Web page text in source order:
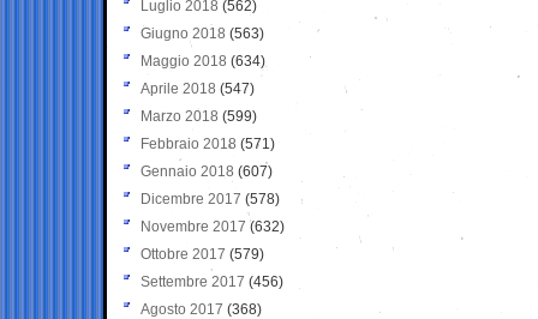
Luglio 2018 (562)
Giugno 2018 (563)
Maggio 2018 (634)
Aprile 2018 (547)
Marzo 2018 (599)
Febbraio 2018 (571)
Gennaio 2018 (607)
Dicembre 2017 (578)
Novembre 2017 (632)
Ottobre 2017 (579)
Settembre 2017 (456)
Agosto 2017 (368)